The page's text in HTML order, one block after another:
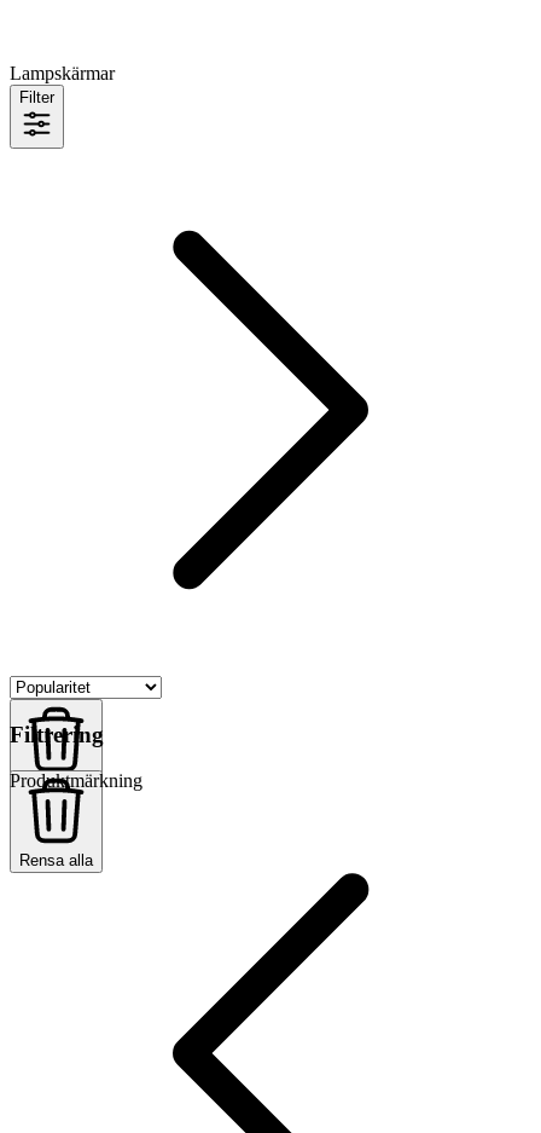
Lampskärmar
Filter
Rensa alla
Filtrering
Rensa alla
Produktmärkning